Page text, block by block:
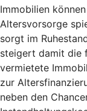
Immobilien
Altersvorsorge
sorgt im
steigert damit die
vermietete
zur
neben den